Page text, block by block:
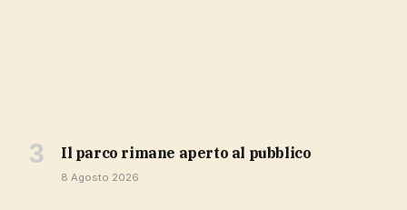
Il parco rimane aperto al pubblico
8 Agosto 2026